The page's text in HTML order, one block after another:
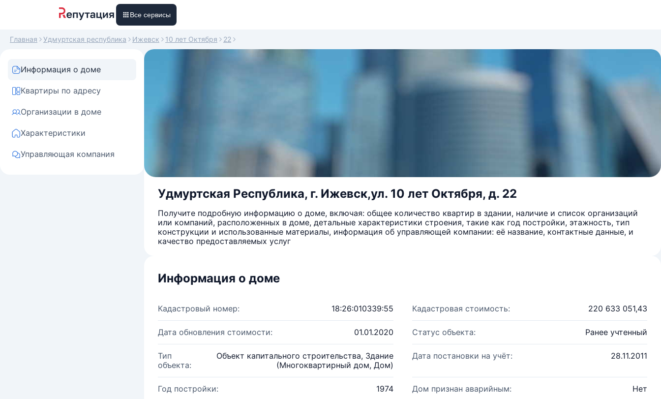
Все сервисы
Главная Удмуртская республика Ижевск 10 лет Октября 22
Информация о доме
Квартиры по адресу
Организации в доме
Характеристики
Управляющая компания
Удмуртская Республика, г. Ижевск,ул. 10 лет Октября, д. 22
Получите подробную информацию о доме, включая: общее количество квартир в здании, наличие и список организаций
или компаний, расположенных в доме, детальные характеристики строения, такие как год постройки, этажность, тип
конструкции и использованные материалы, информация об управляющей компании: её название, контактные данные, и
качество предоставляемых услуг
Информация о доме
Кадастровый номер: 18:26:010339:55 Кадастровая стоимость: 220 633 051,43
Дата обновления стоимости: 01.01.2020 Статус объекта: Ранее учтенный
Тип
объекта:
Объект капитального строительства, Здание
(Многоквартирный дом, Дом)
Дата постановки на учёт: 28.11.2011
Год постройки: 1974 Дом признан аварийным: Нет